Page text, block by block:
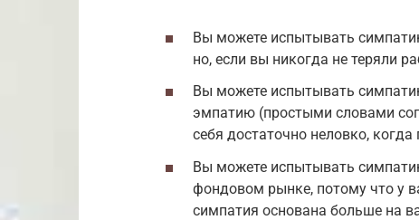
Вы можете испытывать
но, если вы никогда не теряли
Вы можете испытывать
эмпатию (простыми словами
себя достаточно неловко,
Вы можете испытывать
фондовом рынке, потому что у
симпатия основана больше на